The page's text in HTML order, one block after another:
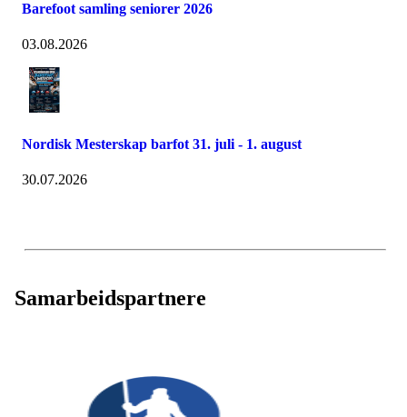
Barefoot samling seniorer 2026
03.08.2026
Nordisk Mesterskap barfot 31. juli - 1. august
30.07.2026
Samarbeidspartnere